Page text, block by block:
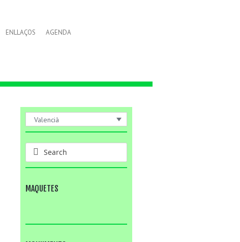
ENLLAÇOS AGENDA
Valencià
MAQUETES